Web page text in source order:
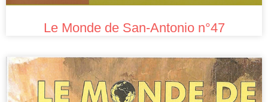
Le Monde de San-Antonio n°47